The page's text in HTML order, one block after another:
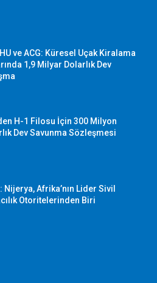
ve ACG: Küresel Uçak Kiralama
1,9 Milyar Dolarlık Dev
H-1 Filosu İçin 300 Milyon
Dev Savunma Sözleşmesi
Nijerya, Afrika’nın Lider Sivil
Otoritelerinden Biri